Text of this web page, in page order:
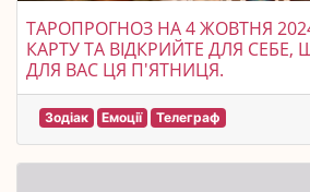
ТАРОПРОГНОЗ НА 4 ЖОВТНЯ
КАРТУ ТА ВІДКРИЙТЕ ДЛЯ СЕБЕ,
ДЛЯ ВАС ЦЯ П'ЯТНИЦЯ.
Зодіак Емоції Телеграф